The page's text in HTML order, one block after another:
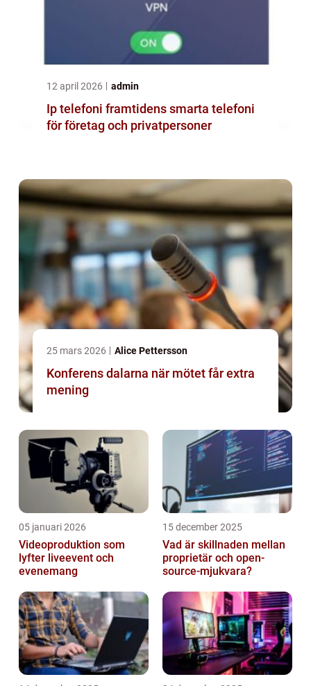
12 april 2026 admin
Ip telefoni framtidens smarta telefoni
för företag och privatpersoner
25 mars 2026 Alice Pettersson
Konferens dalarna när mötet får extra
mening
05 januari 2026
Videoproduktion som
lyfter liveevent och
evenemang
15 december 2025
Vad är skillnaden mellan
proprietär och open-
source-mjukvara?